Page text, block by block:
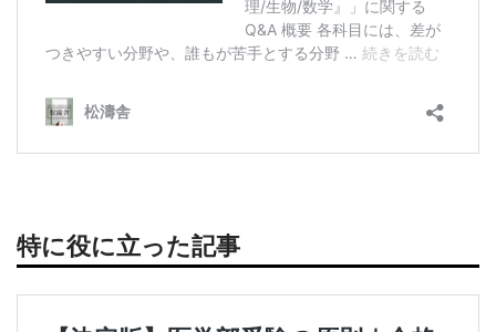
特に役に立った記事